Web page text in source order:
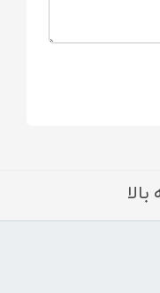
شدن راحت
و پودر
جذب